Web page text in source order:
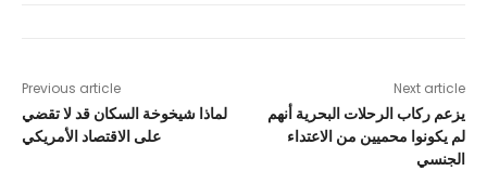
Previous article
لماذا شيخوخة السكان قد لا تقضي
على الاقتصاد الأمريكي
Next article
يزعم ركاب الرحلات البحرية أنهم
لم يكونوا محميين من الاعتداء
الجنسي